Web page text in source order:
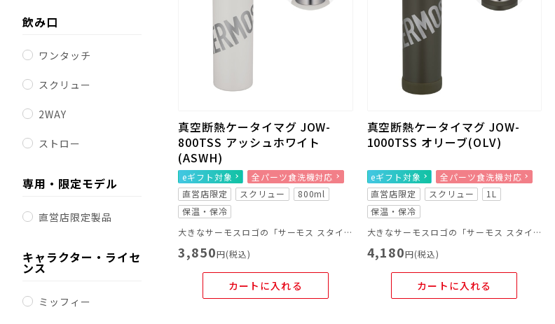
飲み口
ワンタッチ
スクリュー
2WAY
ストロー
専用・限定モデル
直営店限定製品
キャラクター・ライセ
ンス
ミッフィー
真空断熱ケータイマグ JOW-
800TSS アッシュホワイト
(ASWH)
eギフト対象
全パーツ食洗機対応
直営店限定
スクリュー
800ml
保温・保冷
大きなサーモスロゴの「サーモス スタイリングシリーズ LOGO」
3,850円(税込)
カートに入れる
真空断熱ケータイマグ JOW-
1000TSS オリーブ(OLV)
eギフト対象
全パーツ食洗機対応
直営店限定
スクリュー
1L
保温・保冷
大きなサーモスロゴの「サーモス スタイリングシリーズ LOGO」
4,180円(税込)
カートに入れる